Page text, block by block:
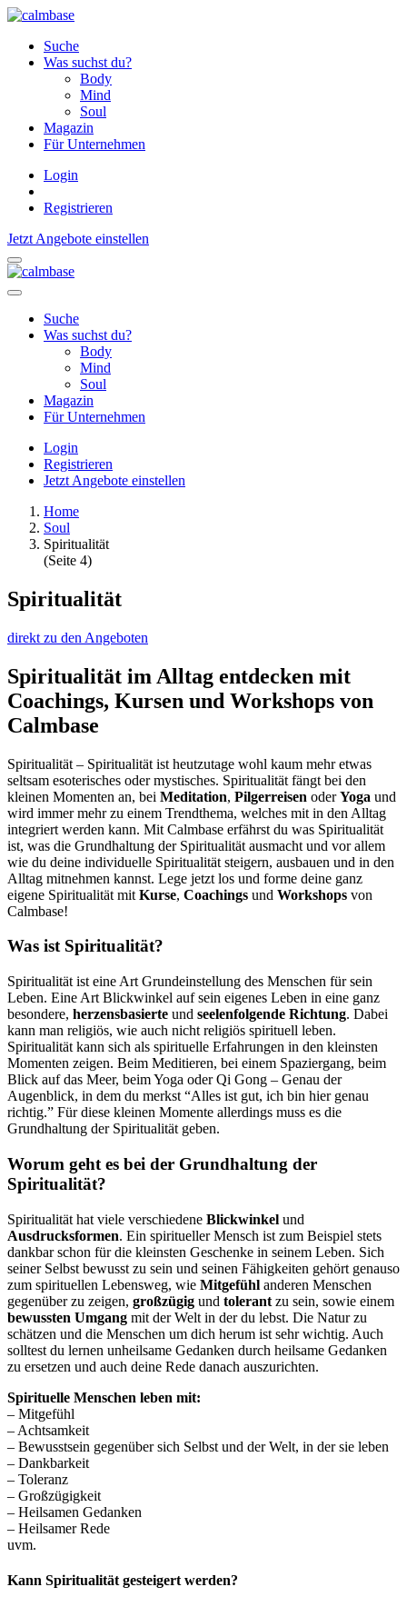
Suche
Was suchst du?
Body
Mind
Soul
Magazin
Für Unternehmen
Login
Registrieren
Jetzt Angebote einstellen
Suche
Was suchst du?
Body
Mind
Soul
Magazin
Für Unternehmen
Login
Registrieren
Jetzt Angebote einstellen
Home
Soul
Spiritualität
(Seite 4)
Spiritualität
direkt zu den Angeboten
Spiritualität im Alltag entdecken mit
Coachings, Kursen und Workshops von
Calmbase
Spiritualität – Spiritualität ist heutzutage wohl kaum mehr etwas
seltsam esoterisches oder mystisches. Spiritualität fängt bei den
kleinen Momenten an, bei Meditation, Pilgerreisen oderYoga und
wird immer mehr zu einem Trendthema, welches mit in den Alltag
integriert werden kann. Mit Calmbase erfährst du was Spiritualität
ist, was die Grundhaltung der Spiritualität ausmacht und vor allem
wie du deine individuelle Spiritualität steigern, ausbauen und in den
Alltag mitnehmen kannst. Lege jetzt los und forme deine ganz
eigene Spiritualität mit Kurse, Coachings und Workshops von
Calmbase!
Was ist Spiritualität?
Spiritualität ist eine Art Grundeinstellung des Menschen für sein
Leben. Eine Art Blickwinkel auf sein eigenes Leben in eine ganz
besondere, herzensbasierte und seelenfolgende Richtung. Dabei
kann man religiös, wie auch nicht religiös spirituell leben.
Spiritualität kann sich als spirituelle Erfahrungen in den kleinsten
Momenten zeigen. Beim Meditieren, bei einem Spaziergang, beim
Blick auf das Meer, beim Yoga oder Qi Gong – Genau der
Augenblick, in dem du merkst “Alles ist gut, ich bin hier genau
richtig.” Für diese kleinen Momente allerdings muss es die
Grundhaltung der Spiritualität geben.
Worum geht es bei der Grundhaltung der
Spiritualität?
Spiritualität hat viele verschiedene Blickwinkel und
Ausdrucksformen. Ein spiritueller Mensch ist zum Beispiel stets
dankbar schon für die kleinsten Geschenke in seinem Leben. Sich
seiner Selbst bewusst zu sein und seinen Fähigkeiten gehört genauso
zum spirituellen Lebensweg, wie Mitgefühl anderen Menschen
gegenüber zu zeigen, großzügig und tolerant zu sein, sowie einem
bewussten Umgang mit der Welt in der du lebst. Die Natur zu
schätzen und die Menschen um dich herum ist sehr wichtig. Auch
solltest du lernen unheilsame Gedanken durch heilsame Gedanken
zu ersetzen und auch deine Rede danach auszurichten.
Spirituelle Menschen leben mit:
– Mitgefühl
– Achtsamkeit
– Bewusstsein gegenüber sich Selbst und der Welt, in der sie leben
– Dankbarkeit
– Toleranz
– Großzügigkeit
– Heilsamen Gedanken
– Heilsamer Rede
uvm.
Kann Spiritualität gesteigert werden?